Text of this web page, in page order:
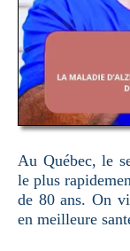
Au Québec, le
le plus
de 80 ans. On
en meilleure